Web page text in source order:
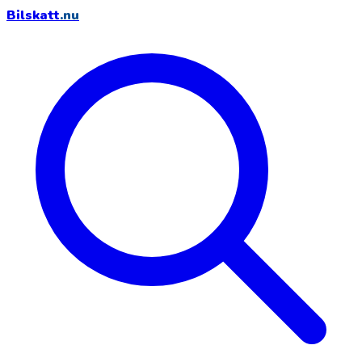
Bilskatt.nu